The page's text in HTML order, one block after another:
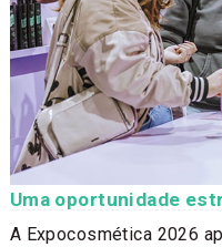
Uma oportunidade
A Expocosmética 2026